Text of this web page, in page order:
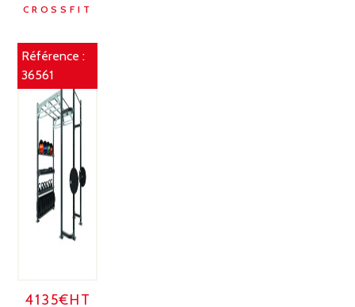
CROSSFIT
Référence :
36561
4135€HT